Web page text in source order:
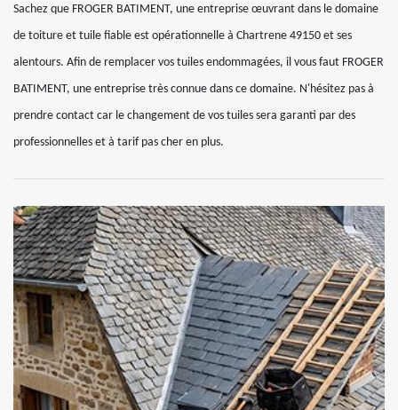
Sachez que FROGER BATIMENT, une entreprise œuvrant dans le domaine
de toiture et tuile fiable est opérationnelle à Chartrene 49150 et ses
alentours. Afin de remplacer vos tuiles endommagées, il vous faut FROGER
BATIMENT, une entreprise très connue dans ce domaine. N'hésitez pas à
prendre contact car le changement de vos tuiles sera garanti par des
professionnelles et à tarif pas cher en plus.